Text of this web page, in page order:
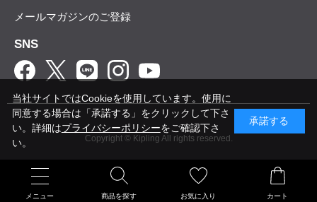
メニュー 商品を探す お気に入り カート
メールマガジンのご登録
SNS
Copyright © Kipling All rights reserved.
当社サイトではCookieを使用しています。使用に
同意する場合は「承諾する」をクリックして下さ
い。詳細はプライバシーポリシーをご確認下さ
い。
承諾する